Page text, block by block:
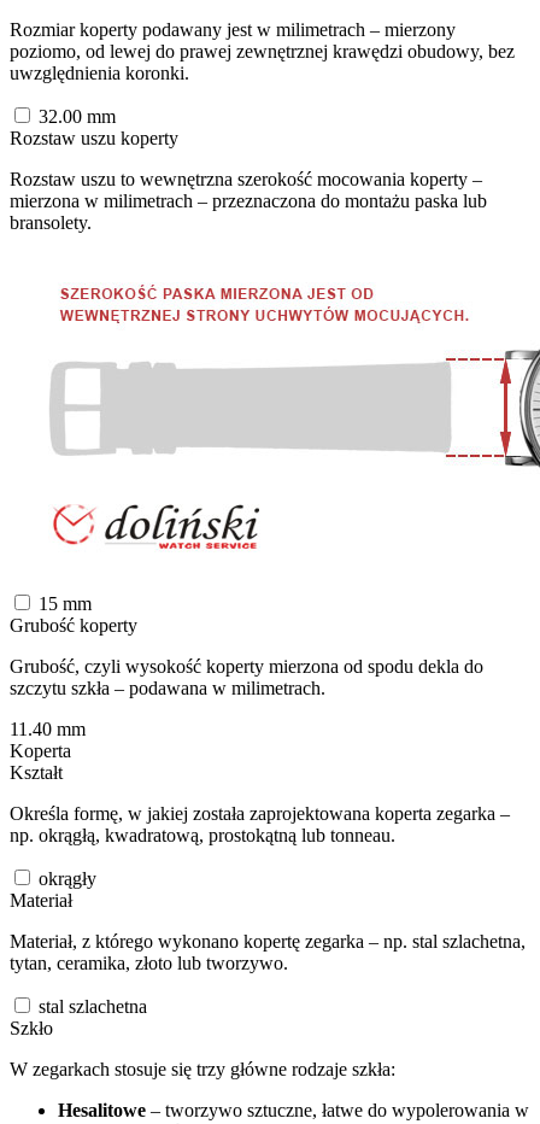
Rozmiar koperty podawany jest w milimetrach – mierzony
poziomo, od lewej do prawej zewnętrznej krawędzi obudowy, bez
uwzględnienia koronki.
32.00 mm
Rozstaw uszu koperty
Rozstaw uszu to wewnętrzna szerokość mocowania koperty –
mierzona w milimetrach – przeznaczona do montażu paska lub
bransolety.
15 mm
Grubość koperty
Grubość, czyli wysokość koperty mierzona od spodu dekla do
szczytu szkła – podawana w milimetrach.
11.40 mm
Koperta
Kształt
Określa formę, w jakiej została zaprojektowana koperta zegarka –
np. okrągłą, kwadratową, prostokątną lub tonneau.
okrągły
Materiał
Materiał, z którego wykonano kopertę zegarka – np. stal szlachetna,
tytan, ceramika, złoto lub tworzywo.
stal szlachetna
Szkło
W zegarkach stosuje się trzy główne rodzaje szkła:
Hesalitowe – tworzywo sztuczne, łatwe do wypolerowania w